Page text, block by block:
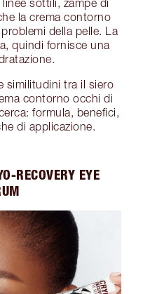
sottili, zampe di
la crema contorno
della pelle. La
quindi fornisce una
similitudini tra il siero
contorno occhi di
formula, benefici,
di applicazione.
RECOVERY EYE